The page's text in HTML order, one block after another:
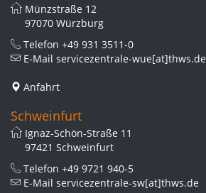
Münzstraße 12
97070 Würzburg
Telefon +49 931 3511-0
E-Mail servicezentrale-wue[at]thws.de
Anfahrt
Schweinfurt
Ignaz-Schön-Straße 11
97421 Schweinfurt
Telefon +49 9721 940-5
E-Mail servicezentrale-sw[at]thws.de